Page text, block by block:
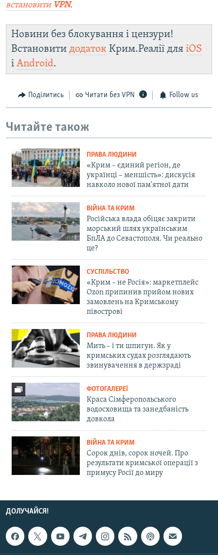
встановити VPN.
Новини без блокування і цензури!
Встановити додаток Крим.Реалії для iOS
і Android.
Поділитись Читати без VPN Follow us
Читайте також
ПРАВА ЛЮДИНИ
«Крим – єдиний регіон, де
українці – меншість»: дискусія
навколо нової пам'ятної дати
ВІЙНА ТА КРИМ
Російська влада обіцяє закрити
морський шлях українським
БпЛА до Севастополя. Чи реально
це?
СУСПІЛЬСТВО
«Крим – не Росія»: маркетплейс
Ozon припинив прийом нових
замовлень на Кримському
півострові
ПРАВА ЛЮДИНИ
Мить – і ти шпигун. Як у
кримських судах розглядають
звинувачення в держзраді
ФОТОГАЛЕРЕЇ
Краса Сімферопольського
водосховища та занедбаність
довкола
ВІЙНА ТА КРИМ
Сорок днів, сорок ночей. Про
результати кримської операції з
примусу Росії до миру
ДОЛУЧАЙСЯ!